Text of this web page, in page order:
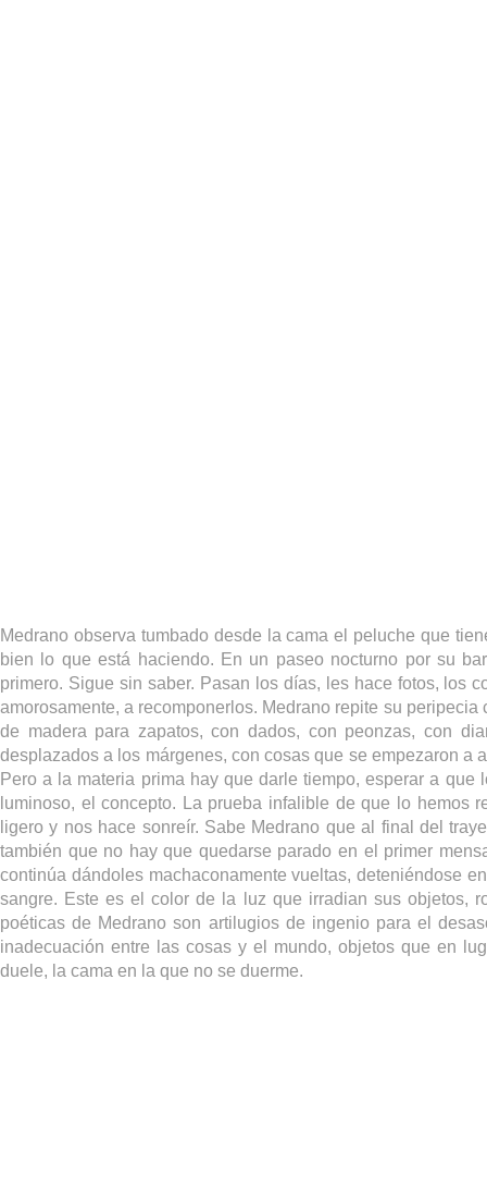
Medrano observa tumbado desde la cama el peluche que
bien lo que está haciendo. En un paseo nocturno por su
primero. Sigue sin saber. Pasan los días, les hace fotos, los
amorosamente, a recomponerlos. Medrano repite su
de madera para zapatos, con dados, con peonzas, con
desplazados a los márgenes, con cosas que se empezaron
Pero a la materia prima hay que darle tiempo, esperar a
luminoso, el concepto. La prueba infalible de que lo hemos
ligero y nos hace sonreír. Sabe Medrano que al final del
también que no hay que quedarse parado en el primer
continúa dándoles machaconamente vueltas, deteniéndose
sangre. Este es el color de la luz que irradian sus objetos,
poéticas de Medrano son artilugios de ingenio para el
inadecuación entre las cosas y el mundo, objetos que en
duele, la cama en la que no se duerme.